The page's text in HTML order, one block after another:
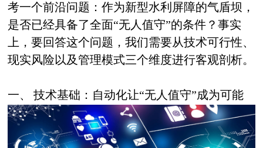
考一个前沿问题：作为新型水利屏障的气盾坝，
是否已经具备了全面“无人值守”的条件？事实
上，要回答这个问题，我们需要从技术可行性、
现实风险以及管理模式三个维度进行客观剖析。
一、 技术基础：自动化让“无人值守”成为可能